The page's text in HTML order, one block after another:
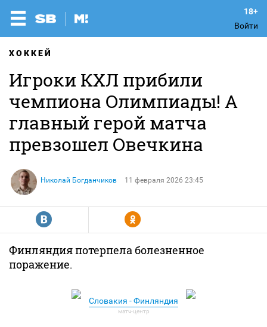
Войти
ХОККЕЙ
Игроки КХЛ прибили
чемпиона Олимпиады! А
главный герой матча
превзошел Овечкина
Николай Богданчиков 11 февраля 2026 23:45
R Y
Финляндия потерпела болезненное
поражение.
Словакия - Финляндия